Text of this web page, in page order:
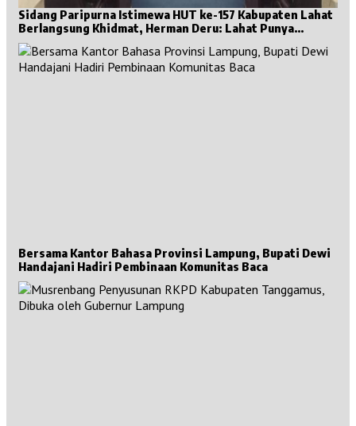
Sidang Paripurna Istimewa HUT ke-157 Kabupaten Lahat
Berlangsung Khidmat, Herman Deru: Lahat Punya
Sejarah Besar untuk Sumsel
Bersama Kantor Bahasa Provinsi Lampung, Bupati Dewi
Handajani Hadiri Pembinaan Komunitas Baca